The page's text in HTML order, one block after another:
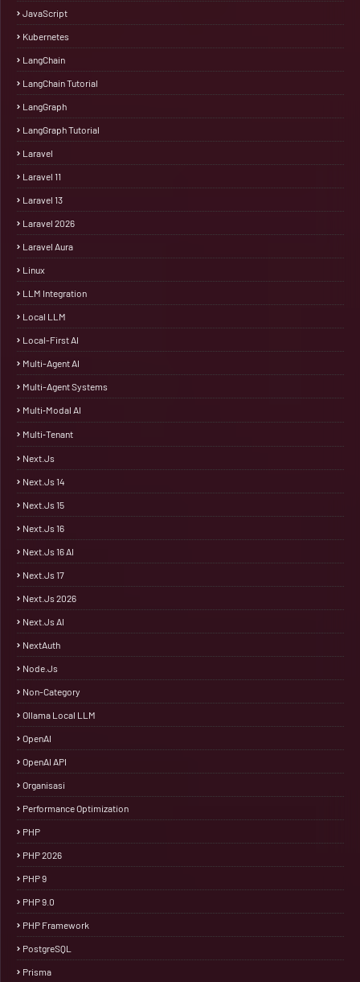
JavaScript
Kubernetes
LangChain
LangChain Tutorial
LangGraph
LangGraph Tutorial
Laravel
Laravel 11
Laravel 13
Laravel 2026
Laravel Aura
Linux
LLM Integration
Local LLM
Local-First AI
Multi-Agent AI
Multi-Agent Systems
Multi‑Modal AI
Multi‑Tenant
Next.js
Next.js 14
Next.js 15
Next.js 16
Next.js 16 AI
Next.js 17
Next.js 2026
Next.js AI
NextAuth
Node.js
Non-Category
Ollama Local LLM
OpenAI
OpenAI API
Organisasi
Performance Optimization
PHP
PHP 2026
PHP 9
PHP 9.0
PHP Framework
PostgreSQL
Prisma